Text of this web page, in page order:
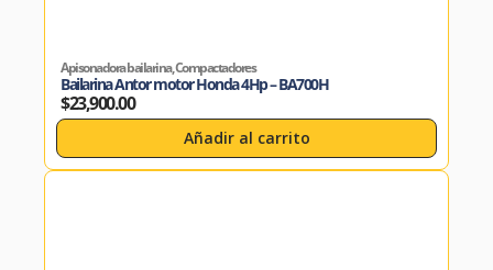
Apisonadora bailarina,Compactadores
Bailarina Antor motor Honda 4Hp – BA700H
$23,900.00
Añadir al carrito